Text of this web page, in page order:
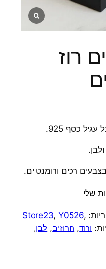
רוז
כסף 925.
רכים ורומנטיים.
שלי
Store23,Y0526,
ורוד, חרוזים, לבן,